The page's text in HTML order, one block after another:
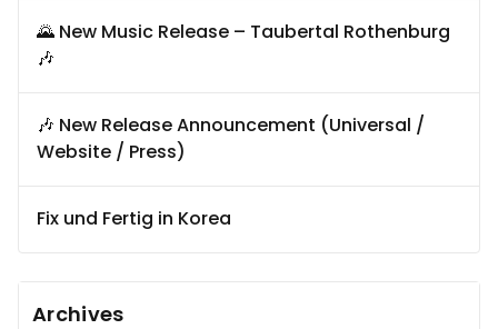
🌄 New Music Release – Taubertal Rothenburg
🎶
🎶 New Release Announcement (Universal /
Website / Press)
Fix und Fertig in Korea
Archives